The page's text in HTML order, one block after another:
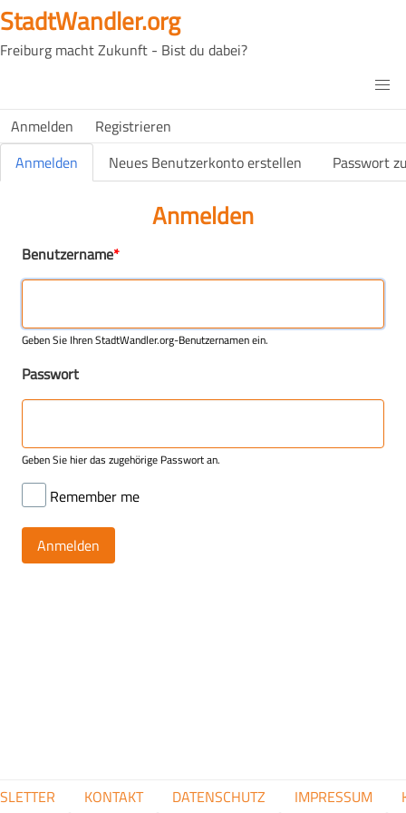
Direkt
zum
Inhalt
StadtWandler.org
Freiburg macht Zukunft - Bist du dabei?
Main
menu
H4C
USER
Anmelden Registrieren
Primäre Reiter
Anmelden(aktiver Reiter)Neues Benutzerkonto erstellen Passwort
Anmelden
Benutzername
Geben Sie Ihren StadtWandler.org-Benutzernamen ein.
Passwort
Geben Sie hier das zugehörige Passwort an.
Remember me
FUSSZEILENMENÜKONTAKT DATENSCHUTZ IMPRESSUM